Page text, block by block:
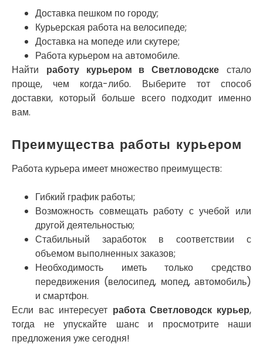
Доставка пешком по городу;
Курьерская работа на велосипеде;
Доставка на мопеде или скутере;
Работа курьером на автомобиле.
Найти работу курьером в Светловодске стало
проще, чем когда-либо. Выберите тот способ
доставки, который больше всего подходит именно
вам.
Преимущества работы курьером
Работа курьера имеет множество преимуществ:
Гибкий график работы;
Возможность совмещать работу с учебой или
другой деятельностью;
Стабильный заработок в соответствии с
объемом выполненных заказов;
Необходимость иметь только средство
передвижения (велосипед, мопед, автомобиль)
и смартфон.
Если вас интересует работа Светловодск курьер,
тогда не упускайте шанс и просмотрите наши
предложения уже сегодня!
Нежин
Никитинцы
Николаев
Никополь
Новоалександровка
Новомосковск
Новоселки
Нововолынск
Одесса
Острог
Павлоград
Переяслав
Первомайск
Песочин
Петриков
Петропавловская Борщаговка
Подгородное
Погребы
Покров
Полтава
Прилуки
Путивль
Пятихатки